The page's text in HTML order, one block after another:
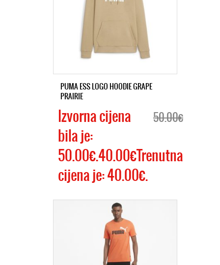
PUMA ESS LOGO HOODIE GRAPE
PRAIRIE
50.00€
Izvorna cijena
bila je:
50.00€.40.00€Trenutna
cijena je: 40.00€.